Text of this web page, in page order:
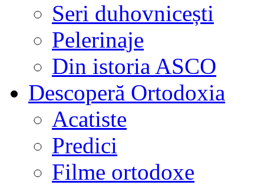
Seri duhovnicești
Pelerinaje
Din istoria ASCO
Descoperă Ortodoxia
Acatiste
Predici
Filme ortodoxe